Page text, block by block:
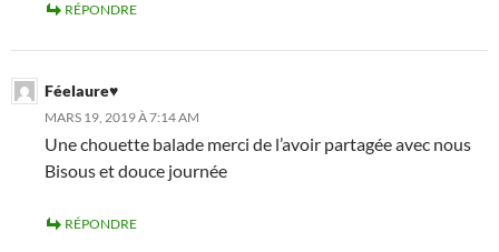
RÉPONDRE
Féelaure♥
MARS 19, 2019 À 7:14 AM
Une chouette balade merci de l’avoir partagée avec nous
Bisous et douce journée
RÉPONDRE